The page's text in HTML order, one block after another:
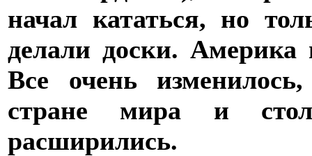
начал кататься, но
делали доски. Америка
Все очень
стране мира и
расширились.